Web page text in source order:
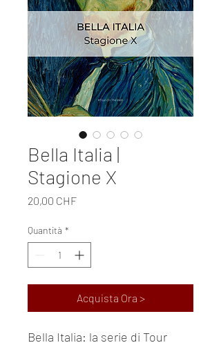
Bella Italia |
Stagione X
20,00 CHFPrezzo
Quantità *
Acquista Ora >
Bella Italia: la serie di Tour